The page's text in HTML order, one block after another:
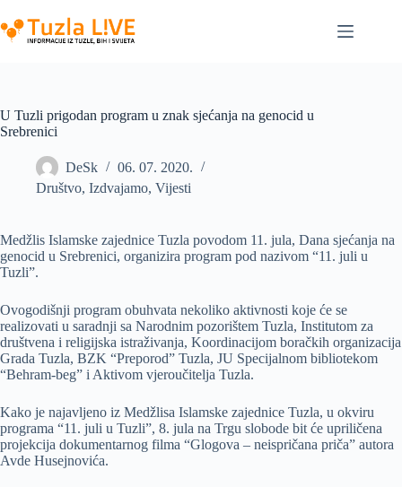
to
content
U Tuzli prigodan program u znak sjećanja na genocid u
Srebrenici
DeSk
06. 07. 2020.
Društvo, Izdvajamo, Vijesti
Medžlis Islamske zajednice Tuzla povodom 11. jula, Dana sjećanja na
genocid u Srebrenici, organizira program pod nazivom “11. juli u
Tuzli”.
Ovogodišnji program obuhvata nekoliko aktivnosti koje će se
realizovati u saradnji sa Narodnim pozorištem Tuzla, Institutom za
društvena i religijska istraživanja, Koordinacijom boračkih organizacija
Grada Tuzla, BZK “Preporod” Tuzla, JU Specijalnom bibliotekom
“Behram-beg” i Aktivom vjeroučitelja Tuzla.
Kako je najavljeno iz Medžlisa Islamske zajednice Tuzla, u okviru
programa “11. juli u Tuzli”, 8. jula na Trgu slobode bit će upriličena
projekcija dokumentarnog filma “Glogova – neispričana priča” autora
Avde Husejnovića.